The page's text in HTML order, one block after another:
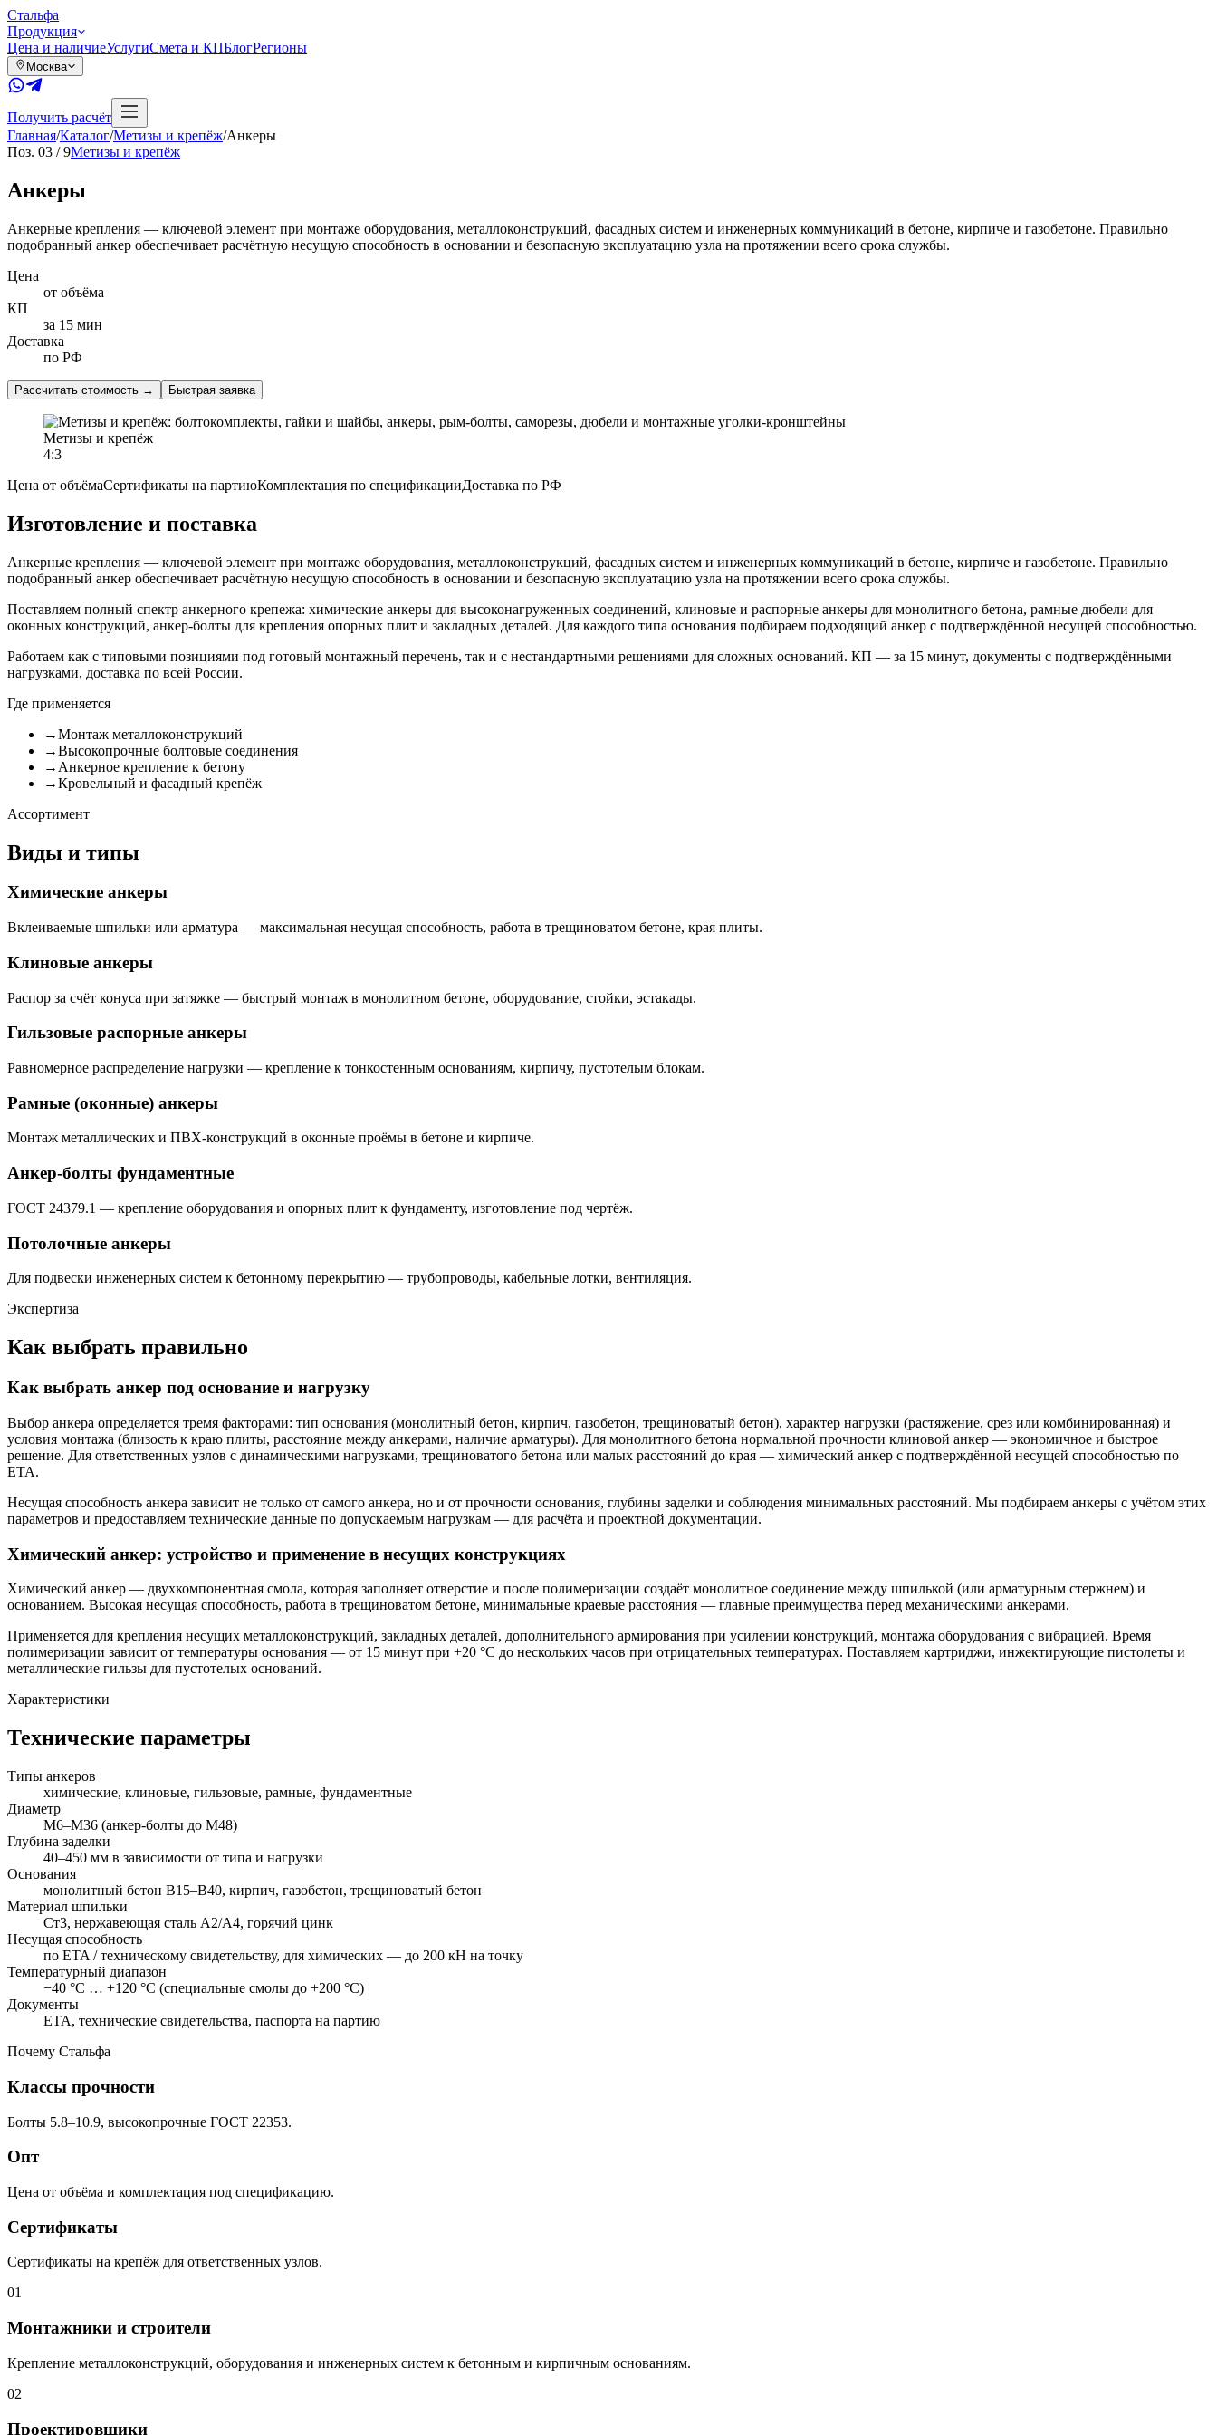
Стальфа
Продукция
Цена и наличиеУслугиСмета и КПБлогРегионы
Москва
Получить расчёт
Главная/Каталог/Метизы и крепёж/Анкеры
Поз. 03 /9Метизы и крепёж
Анкеры
Анкерные крепления — ключевой элемент при монтаже оборудования, металлоконструкций, фасадных систем и инженерных коммуникаций в бетоне, кирпиче и газобетоне. Правильно
подобранный анкер обеспечивает расчётную несущую способность в основании и безопасную эксплуатацию узла на протяжении всего срока службы.
Цена
от объёма
КП
за 15 мин
Доставка
по РФ
Рассчитать стоимость → Быстрая заявка
Метизы и крепёж
4:3
Цена от объёмаСертификаты на партиюКомплектация по спецификацииДоставка по РФ
Изготовление и поставка
Анкерные крепления — ключевой элемент при монтаже оборудования, металлоконструкций, фасадных систем и инженерных коммуникаций в бетоне, кирпиче и газобетоне. Правильно
подобранный анкер обеспечивает расчётную несущую способность в основании и безопасную эксплуатацию узла на протяжении всего срока службы.
Поставляем полный спектр анкерного крепежа: химические анкеры для высоконагруженных соединений, клиновые и распорные анкеры для монолитного бетона, рамные дюбели для
оконных конструкций, анкер-болты для крепления опорных плит и закладных деталей. Для каждого типа основания подбираем подходящий анкер с подтверждённой несущей способностью.
Работаем как с типовыми позициями под готовый монтажный перечень, так и с нестандартными решениями для сложных оснований. КП — за 15 минут, документы с подтверждёнными
нагрузками, доставка по всей России.
Где применяется
→Монтаж металлоконструкций
→Высокопрочные болтовые соединения
→ Анкерное крепление к бетону
→Кровельный и фасадный крепёж
Ассортимент
Виды и типы
Химические анкеры
Вклеиваемые шпильки или арматура — максимальная несущая способность, работа в трещиноватом бетоне, края плиты.
Клиновые анкеры
Распор за счёт конуса при затяжке — быстрый монтаж в монолитном бетоне, оборудование, стойки, эстакады.
Гильзовые распорные анкеры
Равномерное распределение нагрузки — крепление к тонкостенным основаниям, кирпичу, пустотелым блокам.
Рамные (оконные) анкеры
Монтаж металлических и ПВХ-конструкций в оконные проёмы в бетоне и кирпиче.
Анкер-болты фундаментные
ГОСТ 24379.1 — крепление оборудования и опорных плит к фундаменту, изготовление под чертёж.
Потолочные анкеры
Для подвески инженерных систем к бетонному перекрытию — трубопроводы, кабельные лотки, вентиляция.
Экспертиза
Как выбрать правильно
Как выбрать анкер под основание и нагрузку
Выбор анкера определяется тремя факторами: тип основания (монолитный бетон, кирпич, газобетон, трещиноватый бетон), характер нагрузки (растяжение, срез или комбинированная) и
условия монтажа (близость к краю плиты, расстояние между анкерами, наличие арматуры). Для монолитного бетона нормальной прочности клиновой анкер — экономичное и быстрое
решение. Для ответственных узлов с динамическими нагрузками, трещиноватого бетона или малых расстояний до края — химический анкер с подтверждённой несущей способностью по
ETA.
Несущая способность анкера зависит не только от самого анкера, но и от прочности основания, глубины заделки и соблюдения минимальных расстояний. Мы подбираем анкеры с учётом этих
параметров и предоставляем технические данные по допускаемым нагрузкам — для расчёта и проектной документации.
Химический анкер: устройство и применение в несущих конструкциях
Химический анкер — двухкомпонентная смола, которая заполняет отверстие и после полимеризации создаёт монолитное соединение между шпилькой (или арматурным стержнем) и
основанием. Высокая несущая способность, работа в трещиноватом бетоне, минимальные краевые расстояния — главные преимущества перед механическими анкерами.
Применяется для крепления несущих металлоконструкций, закладных деталей, дополнительного армирования при усилении конструкций, монтажа оборудования с вибрацией. Время
полимеризации зависит от температуры основания — от 15 минут при +20 °С до нескольких часов при отрицательных температурах. Поставляем картриджи, инжектирующие пистолеты и
металлические гильзы для пустотелых оснований.
Характеристики
Технические параметры
Типы анкеров
химические, клиновые, гильзовые, рамные, фундаментные
Диаметр
М6–М36 (анкер-болты до М48)
Глубина заделки
40–450 мм в зависимости от типа и нагрузки
Основания
монолитный бетон В15–В40, кирпич, газобетон, трещиноватый бетон
Материал шпильки
Ст3, нержавеющая сталь А2/А4, горячий цинк
Несущая способность
по ETA / техническому свидетельству, для химических — до 200 кН на точку
Температурный диапазон
−40 °С … +120 °С (специальные смолы до +200 °С)
Документы
ETA, технические свидетельства, паспорта на партию
Почему Стальфа
Классы прочности
Болты 5.8–10.9, высокопрочные ГОСТ 22353.
Опт
Цена от объёма и комплектация под спецификацию.
Сертификаты
Сертификаты на крепёж для ответственных узлов.
01
Монтажники и строители
Крепление металлоконструкций, оборудования и инженерных систем к бетонным и кирпичным основаниям.
02
Проектировщики